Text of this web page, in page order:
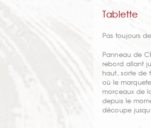
Tablette
Pas toujours
Panneau de
rebord allant
haut, sorte de
où le
morceaux de
depuis le
découpe